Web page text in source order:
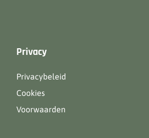
Privacy
Privacybeleid
Cookies
Voorwaarden